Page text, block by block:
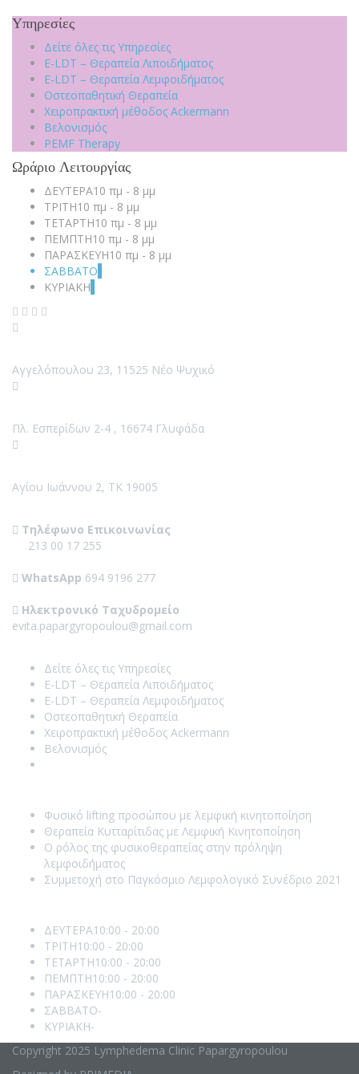
Υπηρεσίες
Δείτε όλες τις Υπηρεσίες
E-LDT – Θεραπεία Λιποιδήματος
E-LDT – Θεραπεία Λεμφοιδήματος
Οστεοπαθητική Θεραπεία
Χειροπρακτική μέθοδος Ackermann
Βελονισμός
PEMF Therapy
Ωράριο Λειτουργίας
ΔΕΥΤΕΡΑ10 πμ - 8 μμ
ΤΡΙΤΗ10 πμ - 8 μμ
ΤΕΤΑΡΤΗ10 πμ - 8 μμ
ΠΕΜΠΤΗ10 πμ - 8 μμ
ΠΑΡΑΣΚΕΥΗ10 πμ - 8 μμ
ΣΑΒΒΑΤΟ
ΚΥΡΙΑΚΗ-
Αγγελόπουλου 23, 11525 Νέο Ψυχικό
Πλ. Εσπερίδων 2-4 , 16674 Γλυφάδα
Αγίου Ιωάννου 2, ΤΚ 19005
Τηλέφωνο Επικοινωνίας
213 00 17 255
WhatsApp 694 9196 277
Ηλεκτρονικό Ταχυδρομείο
evita.papargyropoulou@gmail.com
Δείτε όλες τις Υπηρεσίες
E-LDT – Θεραπεία Λιποιδήματος
E-LDT – Θεραπεία Λεμφοιδήματος
Οστεοπαθητική Θεραπεία
Χειροπρακτική μέθοδος Ackermann
Βελονισμός
Φυσικό lifting προσώπου με λεμφική κινητοποίηση
Θεραπεία Κυτταρίτιδας με Λεμφική Κινητοποίηση
Ο ρόλος της φυσικοθεραπείας στην πρόληψη
λεμφοιδήματος
Συμμετοχή στο Παγκόσμιο Λεμφολογικό Συνέδριο 2021
ΔΕΥΤΕΡΑ10:00 - 20:00
ΤΡΙΤΗ10:00 - 20:00
ΤΕΤΑΡΤΗ10:00 - 20:00
ΠΕΜΠΤΗ10:00 - 20:00
ΠΑΡΑΣΚΕΥΗ10:00 - 20:00
ΣΑΒΒΑΤΟ-
ΚΥΡΙΑΚΗ-
Copyright 2025 Lymphedema Clinic Papargyropoulou